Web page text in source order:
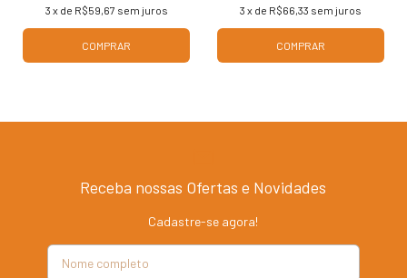
3 x de R$59,67 sem juros
COMPRAR
3 x de R$66,33 sem juros
COMPRAR
Receba nossas Ofertas e Novidades
Cadastre-se agora!